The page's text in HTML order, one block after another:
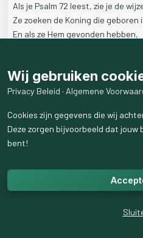
Als je Psalm 72 leest, zie je de
Ze zoeken de Koning die geboren
En als ze Hem gevonden hebben,
Wilje Jezus ookeenschatgeven?
engeefHemjehart.
Wij gebruiken
Privacy Beleid · Algemene
Cookies zijn gegevens die wij
Deze zorgen bijvoorbeeld dat
bent!